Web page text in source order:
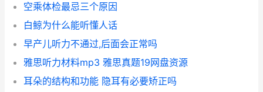
空乘体检最忌三个原因
白鲸为什么能听懂人话
早产儿听力不通过,后面会正常吗
雅思听力材料mp3 雅思真题19网盘资源
耳朵的结构和功能 隐耳有必要矫正吗